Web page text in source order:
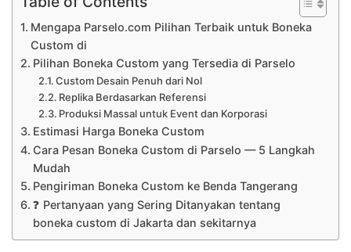
Mengapa Parselo.com Pilihan Terbaik untuk Boneka
Custom di
Pilihan Boneka Custom yang Tersedia di Parselo
Custom Desain Penuh dari Nol
Replika Berdasarkan Referensi
Produksi Massal untuk Event dan Korporasi
Estimasi Harga Boneka Custom
Cara Pesan Boneka Custom di Parselo — 5 Langkah
Mudah
Pengiriman Boneka Custom ke Benda Tangerang
❓ Pertanyaan yang Sering Ditanyakan tentang
boneka custom di Jakarta dan sekitarnya